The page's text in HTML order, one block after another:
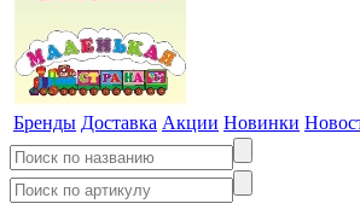
Бренды Доставка Акции Новинки